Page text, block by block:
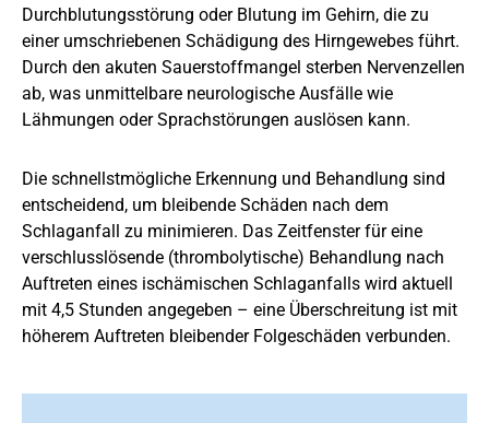
Durchblutungsstörung oder Blutung im Gehirn, die zu
einer umschriebenen Schädigung des Hirngewebes führt.
Durch den akuten Sauerstoffmangel sterben Nervenzellen
ab, was unmittelbare neurologische Ausfälle wie
Lähmungen oder Sprachstörungen auslösen kann.
Die schnellstmögliche Erkennung und Behandlung sind
entscheidend, um bleibende Schäden nach dem
Schlaganfall zu minimieren. Das Zeitfenster für eine
verschlusslösende (thrombolytische) Behandlung nach
Auftreten eines ischämischen Schlaganfalls wird aktuell
mit 4,5 Stunden angegeben – eine Überschreitung ist mit
höherem Auftreten bleibender Folgeschäden verbunden.